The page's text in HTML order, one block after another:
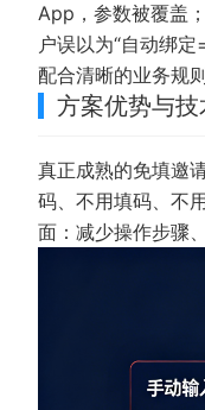
App，参数被覆盖
户误以为“自动绑
配合清晰的业务规
方案优势与
真正成熟的免填邀
码、不用填码、不
面：减少操作步骤